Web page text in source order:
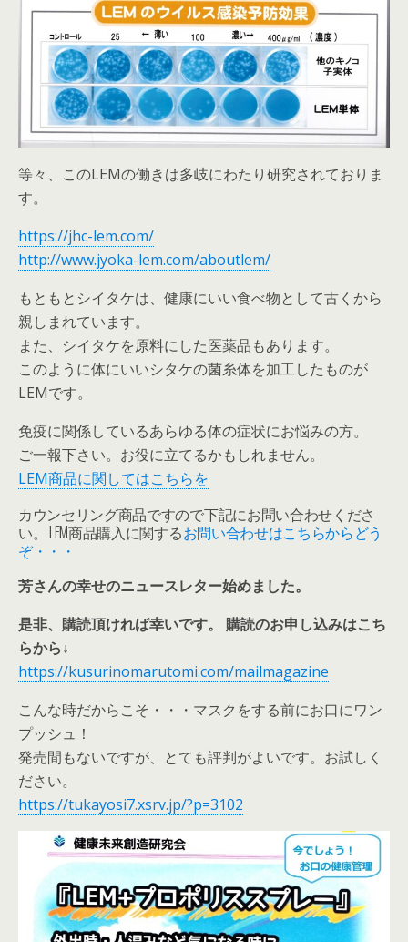
等々、このLEMの働きは多岐にわたり研究されておりま
す。
https://jhc-lem.com/
http://www.jyoka-lem.com/aboutlem/
もともとシイタケは、健康にいい食べ物として古くから
親しまれています。
また、シイタケを原料にした医薬品もあります。
このように体にいいシタケの菌糸体を加工したものが
LEMです。
免疫に関係しているあらゆる体の症状にお悩みの方。
ご一報下さい。お役に立てるかもしれません。
LEM商品に関してはこちらを
カウンセリング商品ですので下記にお問い合わせくださ
い。 LEM商品購入に関するお問い合わせはこちらからどう
ぞ・・・
芳さんの幸せのニュースレター始めました。
是非、購読頂ければ幸いです。 購読のお申し込みはこち
らから↓
https://kusurinomarutomi.com/mailmagazine
こんな時だからこそ・・・マスクをする前にお口にワン
プッシュ！
発売間もないですが、とても評判がよいです。お試しく
ださい。
https://tukayosi7.xsrv.jp/?p=3102